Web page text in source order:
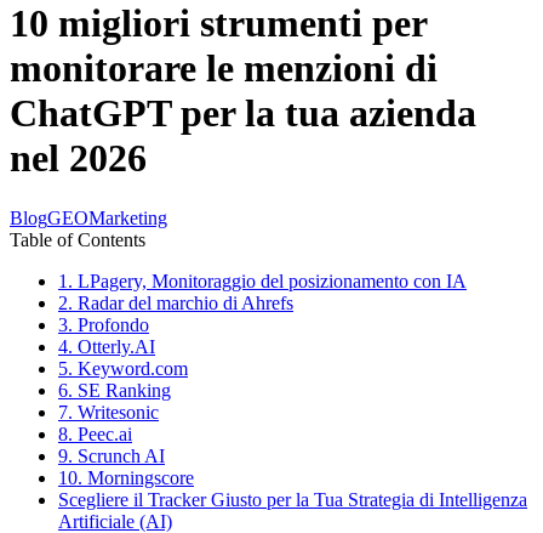
10 migliori strumenti per
monitorare le menzioni di
ChatGPT per la tua azienda
nel 2026
BlogGEOMarketing
Table of Contents
1. LPagery, Monitoraggio del posizionamento con IA
2. Radar del marchio di Ahrefs
3. Profondo
4. Otterly.AI
5. Keyword.com
6. SE Ranking
7. Writesonic
8. Peec.ai
9. Scrunch AI
10. Morningscore
Scegliere il Tracker Giusto per la Tua Strategia di Intelligenza
Artificiale (AI)